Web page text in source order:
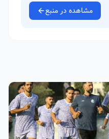
مشاهده در منبع